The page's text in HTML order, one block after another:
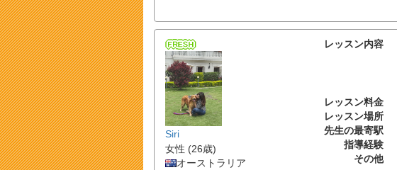
Siri
女性 (26歳)
オーストラリア
レッスン内容
レッスン料金
レッスン場所
先生の最寄駅
指導経験
その他